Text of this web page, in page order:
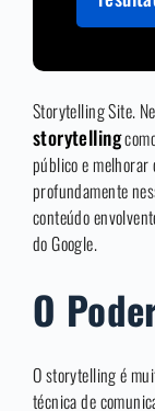
Storytelling Site.
storytelling
público e melhorar
profundamente
conteúdo
do Google.
O
O storytelling é
técnica de